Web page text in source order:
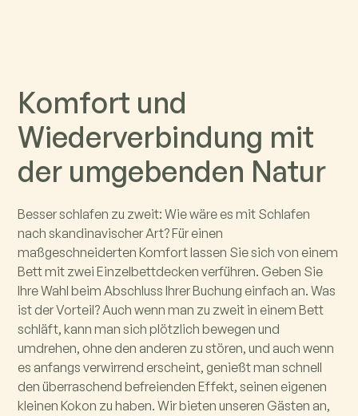
Komfort und
Wiederverbindung mit
der umgebenden Natur
Besser schlafen zu zweit: Wie wäre es mit Schlafen
nach skandinavischer Art? Für einen
maßgeschneiderten Komfort lassen Sie sich von einem
Bett mit zwei Einzelbettdecken verführen. Geben Sie
Ihre Wahl beim Abschluss Ihrer Buchung einfach an. Was
ist der Vorteil? Auch wenn man zu zweit in einem Bett
schläft, kann man sich plötzlich bewegen und
umdrehen, ohne den anderen zu stören, und auch wenn
es anfangs verwirrend erscheint, genießt man schnell
den überraschend befreienden Effekt, seinen eigenen
kleinen Kokon zu haben. Wir bieten unseren Gästen an,